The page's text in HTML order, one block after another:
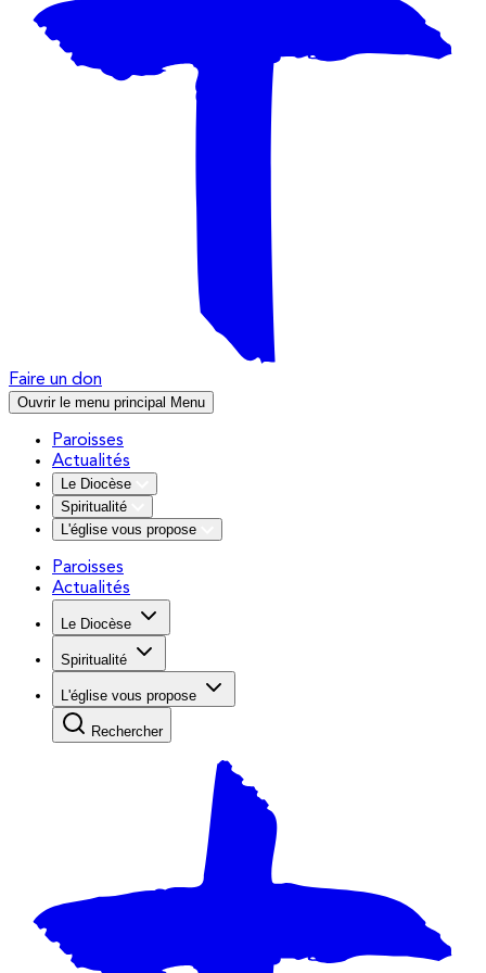
Faire un don
Ouvrir le menu principal Menu
Paroisses
Actualités
Le Diocèse
Spiritualité
L'église vous propose
Paroisses
Actualités
Le Diocèse
Spiritualité
L'église vous propose
Rechercher